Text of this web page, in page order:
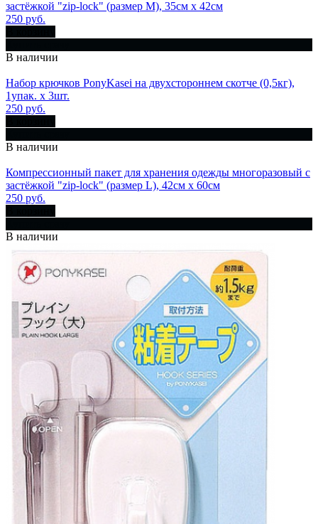
застёжкой "zip-lock" (размер M), 35см x 42см
250 руб.
В наличии
Набор крючков PonyKasei на двухстороннем скотче (0,5кг),
1упак. х 3шт.
250 руб.
В наличии
Компрессионный пакет для хранения одежды многоразовый с
застёжкой "zip-lock" (размер L), 42см x 60см
250 руб.
В наличии